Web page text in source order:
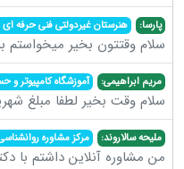
پارسا: هنرستان غیردولتی فنی حرفه
سلام وقتتون بخیر میخواستم
مریم ابراهیمی: آموزشگاه کامپیوتر و
سلام وقت بخیر لطفا مبلغ
ملیحه سالاروند: مرکز مشاوره
من مشاوره آنلاین داشتم با